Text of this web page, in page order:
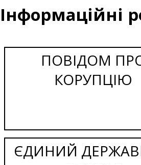
Інформаційні
ПОВІДОМ
КОРУПЦІЮ
ЄДИНИЙ